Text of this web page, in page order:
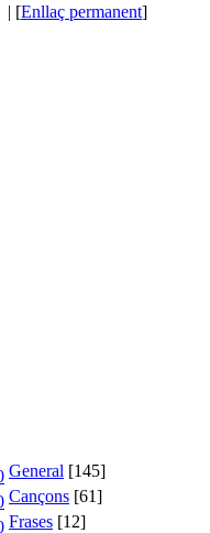
| [Enllaç permanent]
General [145]
Cançons [61]
Frases [12]